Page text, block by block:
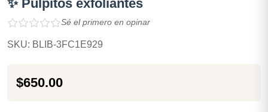
✨ Pulpitos exfoliantes
Sé el primero en opinar
SKU: BLIB-3FC1E929
$650.00